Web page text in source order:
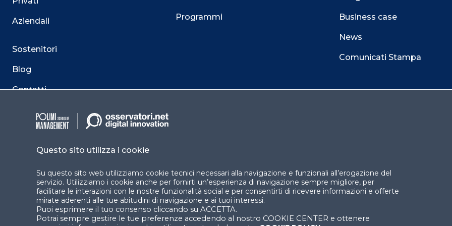
Aziendali
Sostenitori
Blog
Contatti
Programmi Business case
News
Comunicati Stampa
Questo sito utilizza i cookie
Su questo sito web utilizziamo cookie tecnici necessari alla navigazione e funzionali all’erogazione del
servizio. Utilizziamo i cookie anche per fornirti un’esperienza di navigazione sempre migliore, per
facilitare le interazioni con le nostre funzionalità social e per consentirti di ricevere informazioni e offerte
mirate aderenti alle tue abitudini di navigazione e ai tuoi interessi.
Puoi esprimere il tuo consenso cliccando su ACCETTA.
Potrai sempre gestire le tue preferenze accedendo al nostro COOKIE CENTER e ottenere